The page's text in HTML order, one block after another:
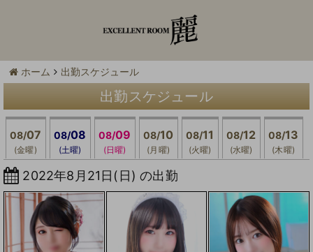
ホーム 出勤スケジュール
出勤スケジュール
08/07
(金曜)
08/08
(土曜)
08/09
(日曜)
08/10
(月曜)
08/11
(火曜)
08/12
(水曜)
08/13
(木曜)
2022年8月21日(日) の出勤